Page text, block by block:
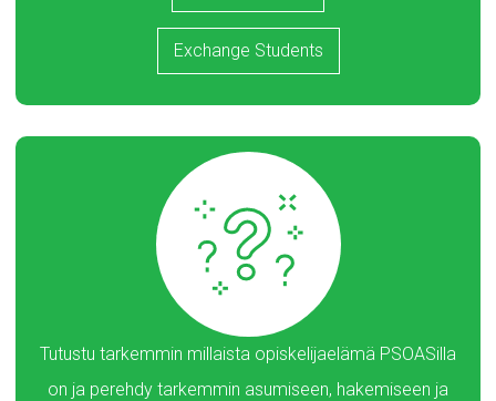
Exchange Students
Tutustu tarkemmin millaista opiskelijaelämä PSOASilla
on ja perehdy tarkemmin asumiseen, hakemiseen ja